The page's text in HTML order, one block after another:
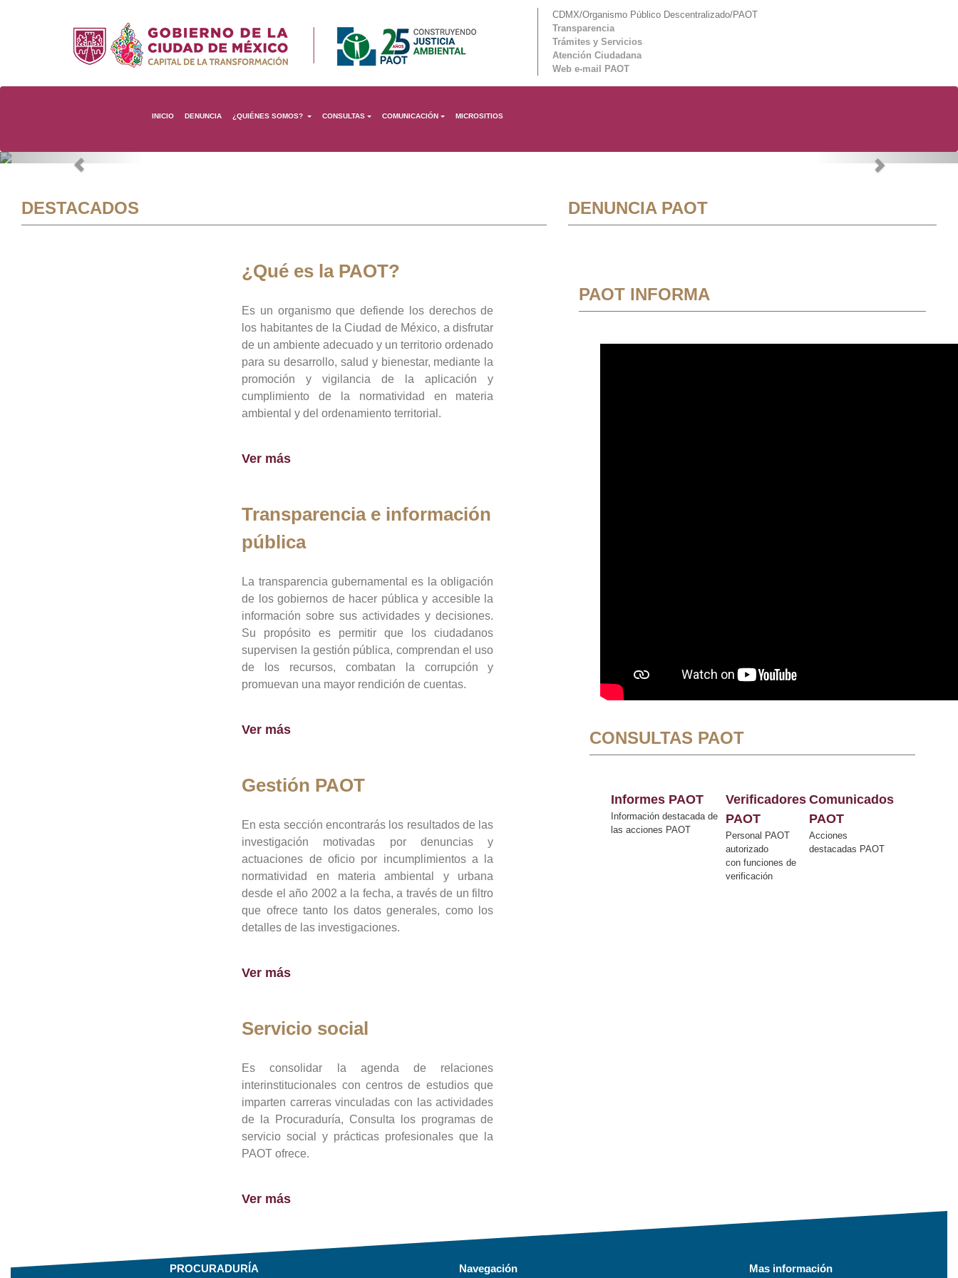
CDMX/Organismo Público Descentralizado/PAOT
Transparencia
Trámites y Servicios
Atención Ciudadana
Web e-mail PAOT
INICIO DENUNCIA ¿QUIÉNES SOMOS? CONSULTAS COMUNICACIÓN MICROSITIOS
Previous Next
DESTACADOS
¿Qué es la PAOT?
Es un organismo que defiende los derechos de
los habitantes de la Ciudad de México, a disfrutar
de un ambiente adecuado y un territorio ordenado
para su desarrollo, salud y bienestar, mediante la
promoción y vigilancia de la aplicación y
cumplimiento de la normatividad en materia
ambiental y del ordenamiento territorial.
Ver más
Transparencia e información
pública
La transparencia gubernamental es la obligación
de los gobiernos de hacer pública y accesible la
información sobre sus actividades y decisiones.
Su propósito es permitir que los ciudadanos
supervisen la gestión pública, comprendan el uso
de los recursos, combatan la corrupción y
promuevan una mayor rendición de cuentas.
Ver más
Gestión PAOT
En esta sección encontrarás los resultados de las
investigación motivadas por denuncias y
actuaciones de oficio por incumplimientos a la
normatividad en materia ambiental y urbana
desde el año 2002 a la fecha, a través de un filtro
que ofrece tanto los datos generales, como los
detalles de las investigaciones.
Ver más
Servicio social
Es consolidar la agenda de relaciones
interinstitucionales con centros de estudios que
imparten carreras vinculadas con las actividades
de la Procuraduría, Consulta los programas de
servicio social y prácticas profesionales que la
PAOT ofrece.
Ver más
DENUNCIA PAOT
PAOT INFORMA
CONSULTAS PAOT
Informes PAOT
Información destacada de
las acciones PAOT
Verificadores
PAOT
Personal PAOT
autorizado
con funciones de
verificación
Comunicados
PAOT
Acciones
destacadas PAOT
PROCURADURÍA Navegación Mas información